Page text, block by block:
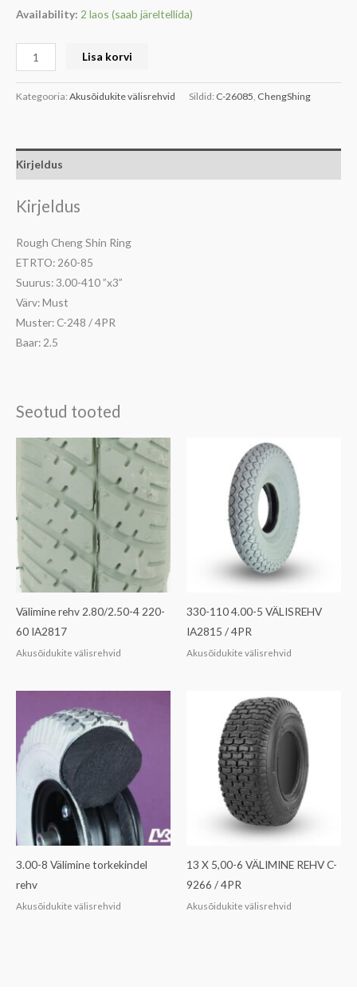
Availability: 2 laos (saab järeltellida)
Lisa korvi
Kategooria: Akusõidukite välisrehvid Sildid: C-26085 ChengShing
Kirjeldus
Kirjeldus
Rough Cheng Shin Ring
ETRTO: 260-85
Suurus: 3.00-410 ”x3”
Värv: Must
Muster: C-248 / 4PR
Baar: 2.5
Seotud tooted
Välimine rehv 2.80/2.50-4 220-
60 IA2817
Akusõidukite välisrehvid
330-110 4.00-5 VÄLISREHV
IA2815 / 4PR
Akusõidukite välisrehvid
3.00-8 Välimine torkekindel
rehv
Akusõidukite välisrehvid
13 X 5,00-6 VÄLIMINE REHV C-
9266 / 4PR
Akusõidukite välisrehvid